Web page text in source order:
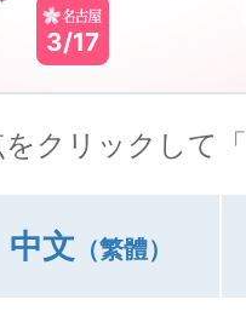
3/17
クリックして
中文 （繁體）